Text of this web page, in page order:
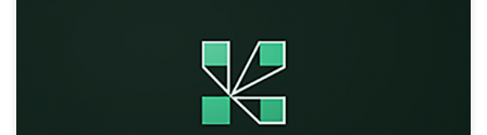
{:cz}Prosíme věnujte pozornost tomuto opatření. Z důvodu velké
vytíženosti univerzitního prostředí Adobe Connect jsme v těchto
dnech nuceni limitovat počet souběžně běžících online
konferencí zavedením povinné rezervace na konkrétní datum a čas.
Rezervační formulář https://knihovna.cuni.cz/rezervaceACUK Před